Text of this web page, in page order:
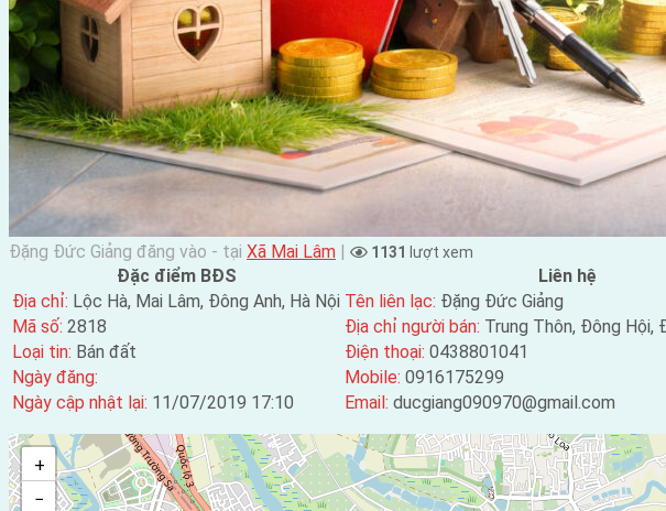
Đặng Đức Giảng đăng vào - tại Xã Mai Lâm | 1131 lượt xem
Đặc điểm BĐS
Liên hệ
Địa chỉ: Lộc Hà, Mai Lâm, Đông Anh, Hà Nội Tên liên lạc: Đặng Đức Giảng
Mã số: 2818 Địa chỉ người bán: Trung Thôn, Đông Hội,
Loại tin: Bán đất Điện thoại: 0438801041
Ngày đăng:
Mobile: 0916175299
Ngày cập nhật lại: 11/07/2019 17:10 Email: ducgiang090970@gmail.com
+
−